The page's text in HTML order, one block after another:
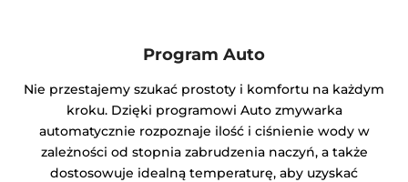
Program Auto
Nie przestajemy szukać prostoty i komfortu na każdym
kroku. Dzięki programowi Auto zmywarka
automatycznie rozpoznaje ilość i ciśnienie wody w
zależności od stopnia zabrudzenia naczyń, a także
dostosowuje idealną temperaturę, aby uzyskać